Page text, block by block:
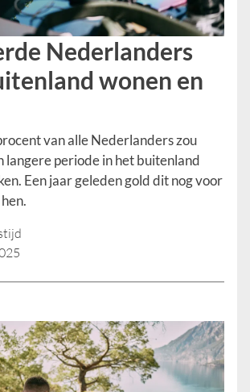
Nederlanders
wonen en
van alle Nederlanders zou
langere periode in het buitenland
Een jaar geleden gold dit nog voor